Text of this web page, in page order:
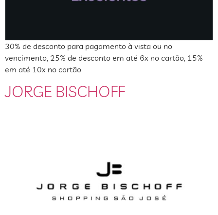
30% de desconto para pagamento à vista ou no
vencimento, 25% de desconto em até 6x no cartão, 15%
em até 10x no cartão
JORGE BISCHOFF